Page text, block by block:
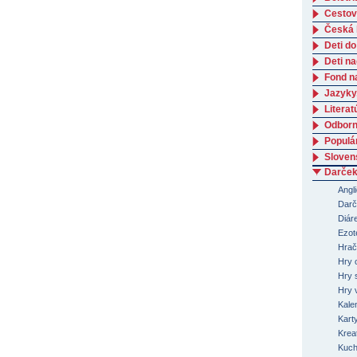
Česká
Deti
Deti
Fond
Hry
Hry
Hry